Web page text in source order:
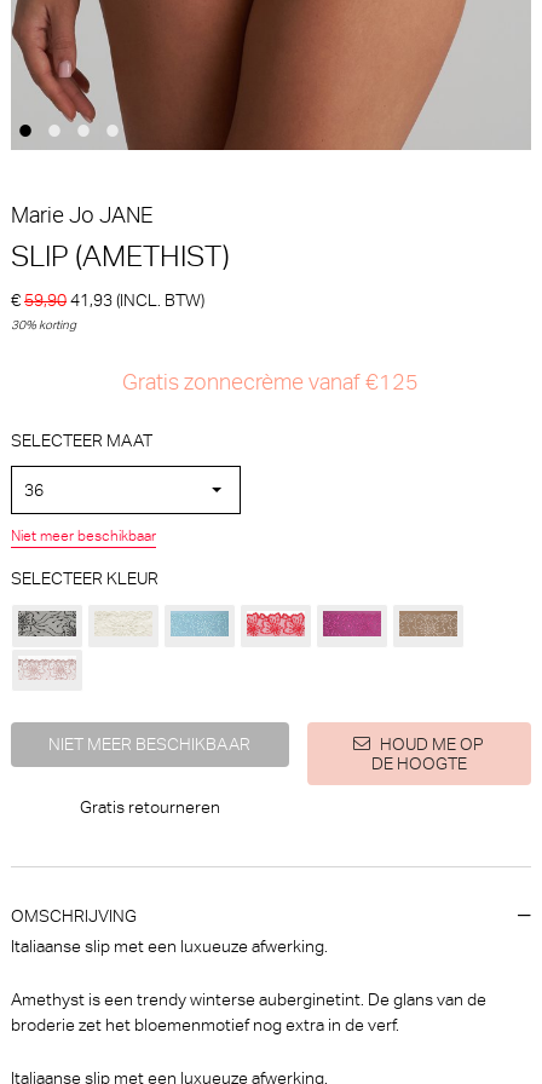
30% korting
€ 110,00 77,00
PrimaDonna Twist Giganni
Hotpants (Leopard Bloom)
PrimaDonna Salerno String -
PrimaDonna
Hartvorm (Powder Rose)
Marie Jo
99,9069,93
BH (Crystal Pink)
BH - BH Hartvorm (Lush
Marie Jo JANE
SLIP (AMETHIST)
€59,9041,93(INCL. BTW)
30% korting
Gratis zonnecrème vanaf €125
SELECTEER MAAT
36
Niet meer beschikbaar
SELECTEER KLEUR
NIET MEER BESCHIKBAAR
HOUD ME OP
DE HOOGTE
Gratis retourneren
OMSCHRIJVING
Italiaanse slip met een luxueuze afwerking.
Amethyst is een trendy winterse auberginetint. De glans van de
broderie zet het bloemenmotief nog extra in de verf.
Italiaanse slip met een luxueuze afwerking.